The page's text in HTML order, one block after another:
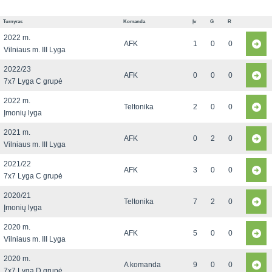
Turnyras Komanda Įv G R
2022 m.
Vilniaus m. III Lyga
AFK 1 0 0
2022/23
7x7 Lyga C grupė
AFK 0 0 0
2022 m.
Įmonių lyga
Teltonika 2 0 0
2021 m.
Vilniaus m. III Lyga
AFK 0 2 0
2021/22
7x7 Lyga C grupė
AFK 3 0 0
2020/21
Įmonių lyga
Teltonika 7 2 0
2020 m.
Vilniaus m. III Lyga
AFK 5 0 0
2020 m.
A komanda 9 0 0